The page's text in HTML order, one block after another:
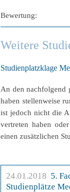
Bewertung:
Weitere
Studienplatzklage
An den nachfolgend
haben stellenweise
ist jedoch nicht die
vertreten haben
einen zusätzlichen
24.01.2018 5.
Studienplätze